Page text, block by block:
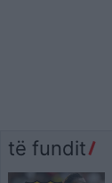
të fundit